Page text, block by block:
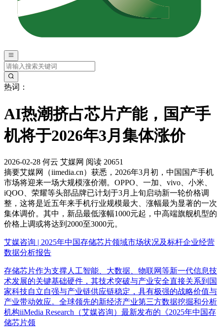
热词：
AI热潮挤占芯片产能，国产手
机将于2026年3月集体涨价
2026-02-28 何云 艾媒网 阅读 20651
摘要艾媒网（iimedia.cn）获悉，2026年3月初，中国国产手机
市场将迎来一场大规模涨价潮。OPPO、一加、vivo、小米、
iQOO、荣耀等头部品牌已计划于3月上旬启动新一轮价格调
整，这将是近五年来手机行业规模最大、涨幅最为显著的一次
集体调价。其中，新品最低涨幅1000元起，中高端旗舰机型的
价格上调或将达到2000至3000元。
艾媒咨询 | 2025年中国存储芯片领域市场状况及标杆企业经营
数据分析报告
存储芯片作为支撑人工智能、大数据、物联网等新一代信息技
术发展的关键基础硬件，其技术突破与产业安全直接关系到国
家科技自立自强与产业链供应链稳定，具有极强的战略价值与
产业带动效应。全球领先的新经济产业第三方数据挖掘和分析
机构iiMedia Research（艾媒咨询）最新发布的《2025年中国存
储芯片领